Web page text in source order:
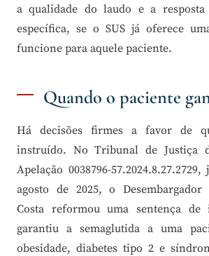
a qualidade do laudo e a
específica, se o SUS já oferece
funcione para aquele paciente.
Quando o paciente
Há decisões firmes a favor de
instruído. No Tribunal de Justiça
Apelação 0038796-
agosto de 2025, o
Costa reformou uma sentença de
garantiu a semaglutida a uma
obesidade, diabetes tipo 2 e